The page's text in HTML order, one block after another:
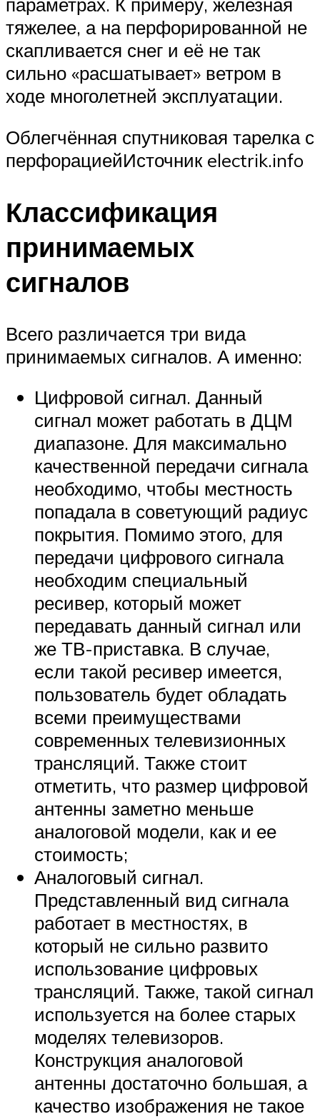
тяжелее, а на перфорированной не
скапливается снег и её не так
сильно «расшатывает» ветром в
ходе многолетней эксплуатации.
Облегчённая спутниковая тарелка с
перфорациейИсточник electrik.info
Классификация
принимаемых
сигналов
Всего различается три вида
принимаемых сигналов. А именно:
Цифровой сигнал. Данный
сигнал может работать в ДЦМ
диапазоне. Для максимально
качественной передачи сигнала
необходимо, чтобы местность
попадала в советующий радиус
покрытия. Помимо этого, для
передачи цифрового сигнала
необходим специальный
ресивер, который может
передавать данный сигнал или
же ТВ-приставка. В случае,
если такой ресивер имеется,
пользователь будет обладать
всеми преимуществами
современных телевизионных
трансляций. Также стоит
отметить, что размер цифровой
антенны заметно меньше
аналоговой модели, как и ее
стоимость;
Аналоговый сигнал.
Представленный вид сигнала
работает в местностях, в
который не сильно развито
использование цифровых
трансляций. Также, такой сигнал
используется на более старых
моделях телевизоров.
Конструкция аналоговой
антенны достаточно большая, а
качество изображения не такое